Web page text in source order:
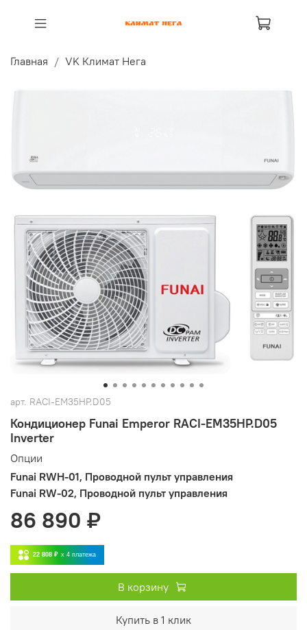
Главная VK Климат Нега
арт. RACI-EM35HP.D05
Кондиционер Funai Emperor RACI-EM35HP.D05
Inverter
Опции
Funai RWH-01, Проводной пульт управления
Funai RW-02, Проводной пульт управления
86 890 ₽
22 808 ₽ x 4 платежа
В корзину
Купить в 1 клик